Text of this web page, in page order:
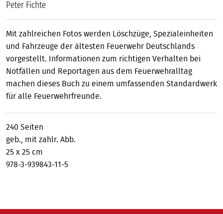
Peter Fichte
Mit zahlreichen Fotos werden Löschzüge, Spezialeinheiten
und Fahrzeuge der ältesten Feuerwehr Deutschlands
vorgestellt. Informationen zum richtigen Verhalten bei
Notfällen und Reportagen aus dem Feuerwehralltag
machen dieses Buch zu einem umfassenden Standardwerk
für alle Feuerwehrfreunde.
240 Seiten
geb., mit zahlr. Abb.
25 x 25 cm
978-3-939843-11-5